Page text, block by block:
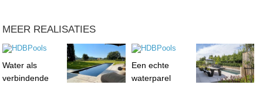
MEER REALISATIES
Water als
verbindende
Een echte
waterparel